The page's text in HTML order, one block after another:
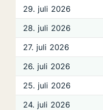
29. juli 2026
28. juli 2026
27. juli 2026
26. juli 2026
25. juli 2026
24. juli 2026